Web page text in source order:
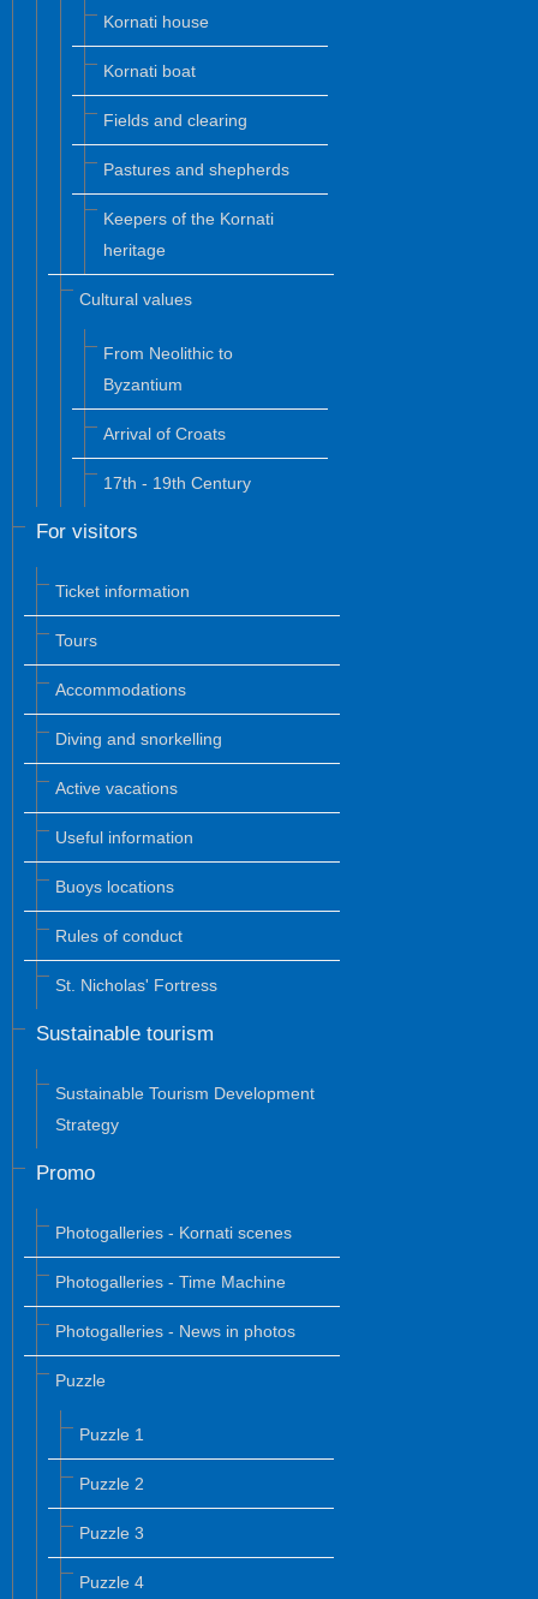
Kornati house
Kornati boat
Fields and clearing
Pastures and shepherds
Keepers of the Kornati
heritage
Cultural values
From Neolithic to
Byzantium
Arrival of Croats
17th - 19th Century
For visitors
Ticket information
Tours
Accommodations
Diving and snorkelling
Active vacations
Useful information
Buoys locations
Rules of conduct
St. Nicholas' Fortress
Sustainable tourism
Sustainable Tourism Development
Strategy
Promo
Photogalleries - Kornati scenes
Photogalleries - Time Machine
Photogalleries - News in photos
Puzzle
Puzzle 1
Puzzle 2
Puzzle 3
Puzzle 4